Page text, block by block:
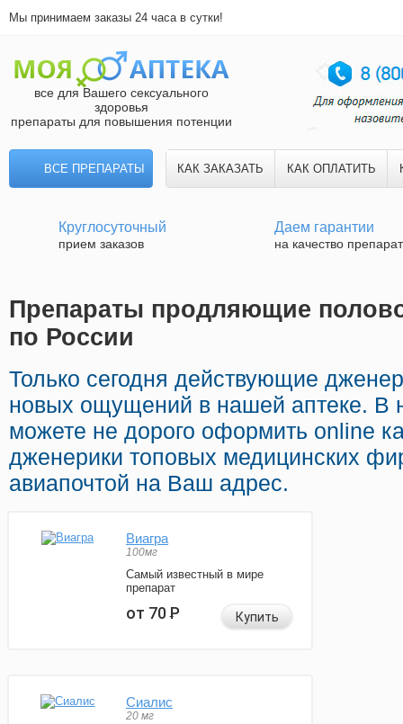
Мы принимаем заказы 24 часа в сутки!
все для Вашего сексуального
здоровья
препараты для повышения потенции
ВСЕ ПРЕПАРАТЫ КАК ЗАКАЗАТЬ КАК ОПЛАТИТЬ
Круглосуточный
прием заказов
Даем гарантии
на качество
Препараты продляющие
по России
Только сегодня действующие
новых ощущений в нашей аптеке. В
можете не дорого оформить online
дженерики топовых медицинских
авиапочтой на Ваш адрес.
Виагра
100мг
Самый известный в мире
препарат
от 70Р Купить
Сиалис
20 мг